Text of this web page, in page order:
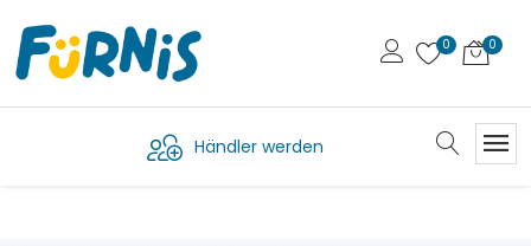
Händler werden